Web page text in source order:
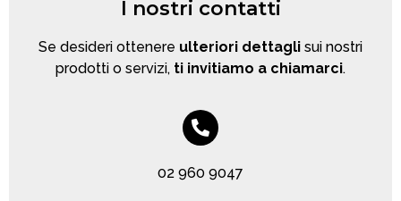
I nostri contatti
Se desideri ottenere ulteriori dettagli sui nostri
prodotti o servizi, ti invitiamo a chiamarci.
02 960 9047